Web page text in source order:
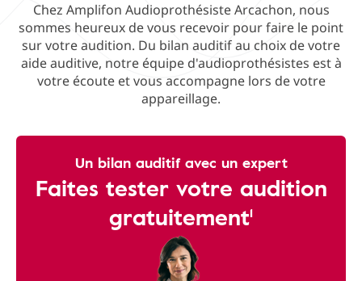
Chez Amplifon Audioprothésiste Arcachon, nous
sommes heureux de vous recevoir pour faire le point
sur votre audition. Du bilan auditif au choix de votre
aide auditive, notre équipe d'audioprothésistes est à
votre écoute et vous accompagne lors de votre
appareillage.
Un bilan auditif avec un expert
Faites tester votre audition
gratuitement¹